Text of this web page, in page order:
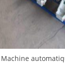
Machine